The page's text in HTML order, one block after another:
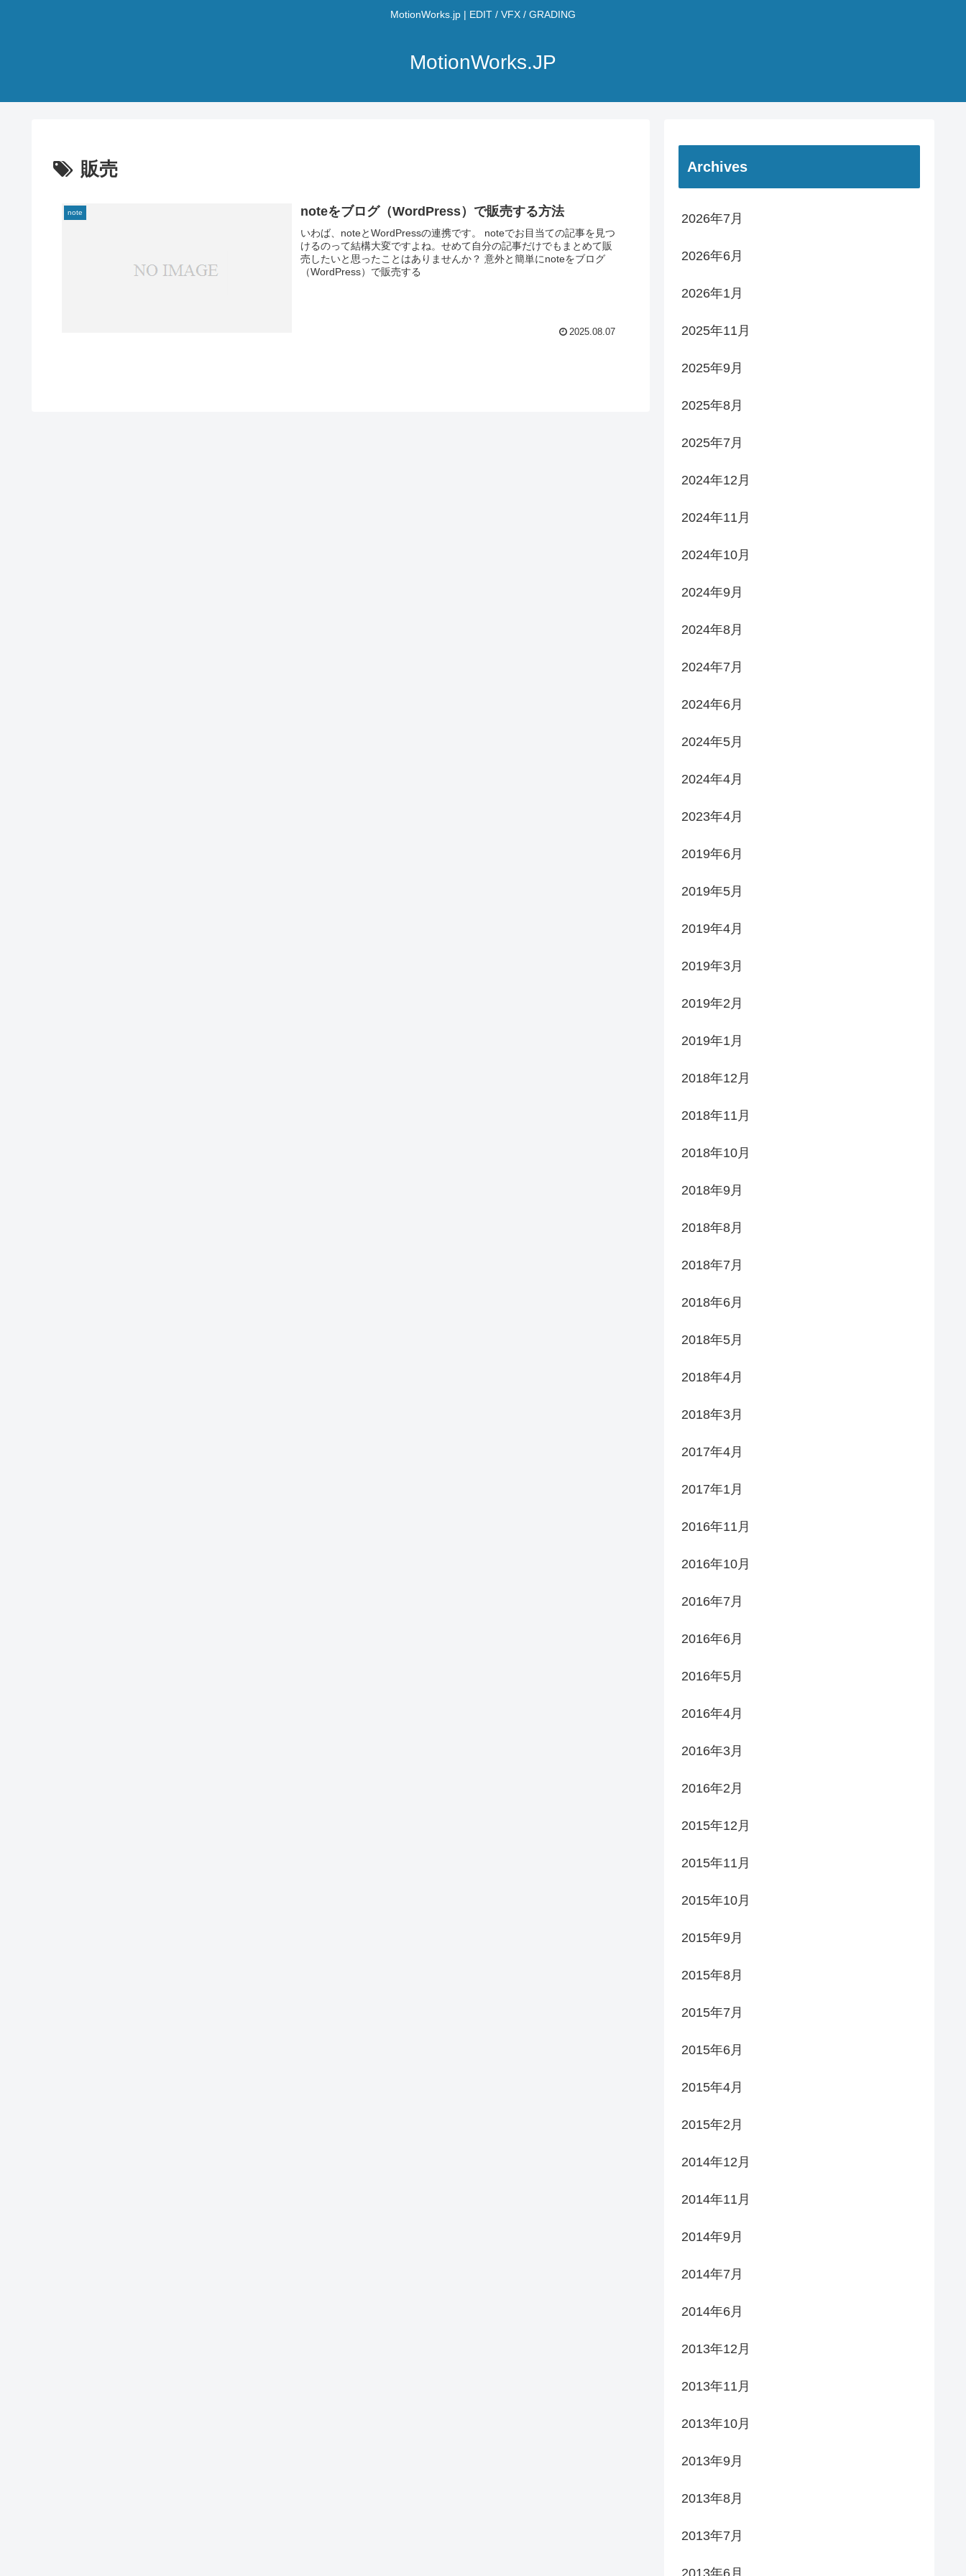
MotionWorks.jp | EDIT / VFX / GRADING
MotionWorks.JP
販売
note noteをブログ（WordPress）で販売する方法
いわば、noteとWordPressの連携です。 noteでお目当ての記事を見つ
けるのって結構大変ですよね。せめて自分の記事だけでもまとめて販
売したいと思ったことはありませんか？ 意外と簡単にnoteをブログ
（WordPress）で販売する
2025.08.07
Archives
2026年7月
2026年6月
2026年1月
2025年11月
2025年9月
2025年8月
2025年7月
2024年12月
2024年11月
2024年10月
2024年9月
2024年8月
2024年7月
2024年6月
2024年5月
2024年4月
2023年4月
2019年6月
2019年5月
2019年4月
2019年3月
2019年2月
2019年1月
2018年12月
2018年11月
2018年10月
2018年9月
2018年8月
2018年7月
2018年6月
2018年5月
2018年4月
2018年3月
2017年4月
2017年1月
2016年11月
2016年10月
2016年7月
2016年6月
2016年5月
2016年4月
2016年3月
2016年2月
2015年12月
2015年11月
2015年10月
2015年9月
2015年8月
2015年7月
2015年6月
2015年4月
2015年2月
2014年12月
2014年11月
2014年9月
2014年7月
2014年6月
2013年12月
2013年11月
2013年10月
2013年9月
2013年8月
2013年7月
2013年6月